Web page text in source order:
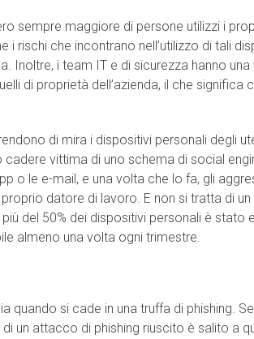
sempre maggiore di persone utilizzi i
i rischi che incontrano nell’utilizzo di tali
Inoltre, i team IT e di sicurezza hanno
di proprietà dell’azienda, il che significa
di mira i dispositivi personali degli
cadere vittima di uno schema di social
o le e-mail, e una volta che lo fa, gli
datore di lavoro. E non si tratta di
del 50% dei dispositivi personali è stato
almeno una volta ogni trimestre.
quando si cade in una truffa di phishing.
un attacco di phishing riuscito è salito a